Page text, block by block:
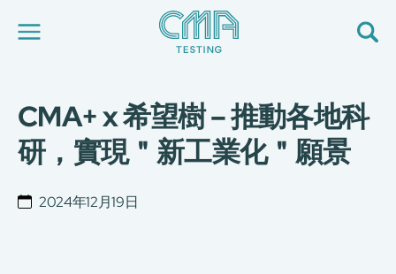
關於我們
我們的服務
最新消息
環球支援
CMA+ x 希望樹 – 推動各地科
研，實現＂新工業化＂願景
2024年12月19日